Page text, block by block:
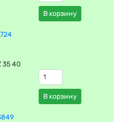
В корзину
35 40
В корзину